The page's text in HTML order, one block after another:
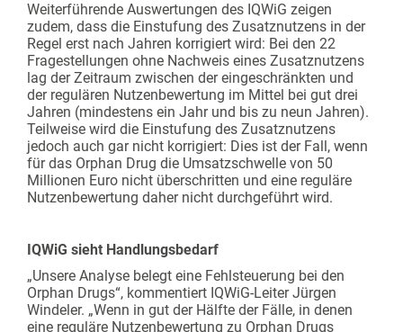
Weiterführende Auswertungen des IQWiG zeigen
zudem, dass die Einstufung des Zusatznutzens in der
Regel erst nach Jahren korrigiert wird: Bei den 22
Fragestellungen ohne Nachweis eines Zusatznutzens
lag der Zeitraum zwischen der eingeschränkten und
der regulären Nutzenbewertung im Mittel bei gut drei
Jahren (mindestens ein Jahr und bis zu neun Jahren).
Teilweise wird die Einstufung des Zusatznutzens
jedoch auch gar nicht korrigiert: Dies ist der Fall, wenn
für das Orphan Drug die Umsatzschwelle von 50
Millionen Euro nicht überschritten und eine reguläre
Nutzenbewertung daher nicht durchgeführt wird.
IQWiG sieht Handlungsbedarf
„Unsere Analyse belegt eine Fehlsteuerung bei den
Orphan Drugs“, kommentiert IQWiG-Leiter Jürgen
Windeler. „Wenn in gut der Hälfte der Fälle, in denen
eine reguläre Nutzenbewertung zu Orphan Drugs